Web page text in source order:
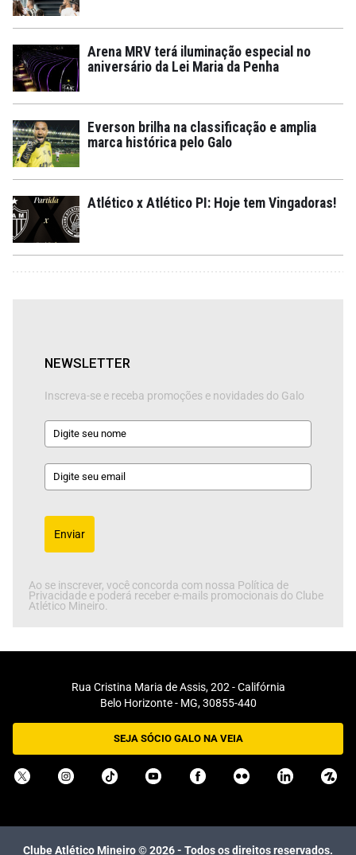
Arena MRV terá iluminação especial no
aniversário da Lei Maria da Penha
Everson brilha na classificação e amplia
marca histórica pelo Galo
Atlético x Atlético PI: Hoje tem Vingadoras!
NEWSLETTER
Inscreva-se e receba promoções e novidades do Galo
Enviar
Ao se inscrever, você concorda com nossa Política de
Privacidade e poderá receber e-mails promocionais do Clube
Atlético Mineiro.
Rua Cristina Maria de Assis, 202 - Califórnia
Belo Horizonte - MG, 30855-440
SEJA SÓCIO GALO NA VEIA
Clube Atlético Mineiro ©2026- Todos os direitos reservados.